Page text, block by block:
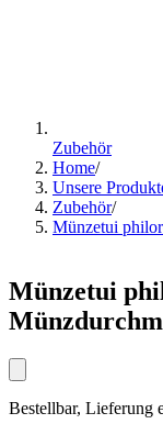
Zubehör
Home/
Unsere
Zubehör/
Münzetui
Münzetui
Bestellbar, Lieferung